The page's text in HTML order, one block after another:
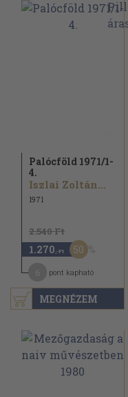
MEGNÉZEM
Palócföld 1971/1-
4.
Iszlai Zoltán...
1971
2.540 Ft
1.270 ,-Ft 50
pont kapható